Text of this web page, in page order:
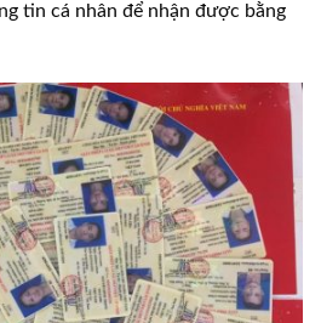
tin cá nhân để nhận được bằng